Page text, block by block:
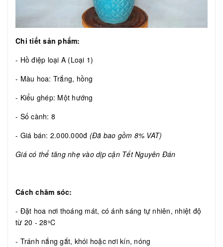
Chi tiết sản phẩm:
- Hồ điệp loại A (Loại 1)
- Màu hoa: Trắng, hồng
- Kiểu ghép: Một hướng
- Số cành: 8
- Giá bán: 2.000.000đ (Đã bao gồm 8% VAT)
Giá có thể tăng nhẹ vào dịp cận Tết Nguyên Đán
Cách chăm sóc:
- Đặt hoa nơi thoáng mát, có ánh sáng tự nhiên, nhiệt độ
từ 20 - 28oC
- Tránh nắng gắt, khói hoặc nơi kín, nóng